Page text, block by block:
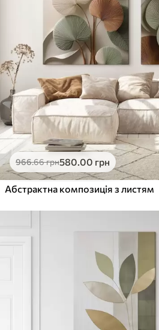
966.66грн580.00 грн
Абстрактна композиція з листям